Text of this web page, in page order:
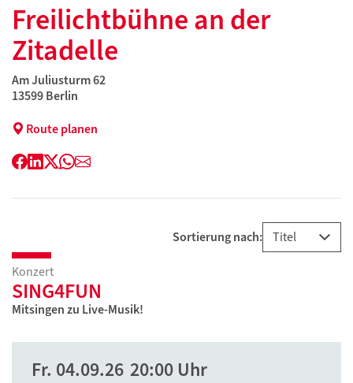
Freilichtbühne an der
Zitadelle
Am Juliusturm 62
13599 Berlin
Route planen
Facebook
LinkedIn
Twitter
WhatsApp
E-
Sortierung nach:
Konzert
SING4FUN
Mitsingen zu Live-Musik!
Fr. 04.09.26 20:00 Uhr